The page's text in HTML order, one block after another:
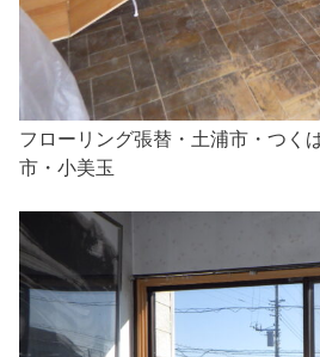
フローリング張替・土浦市・つく
市・小美玉